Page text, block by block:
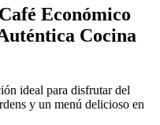
Económico
Cocina
ideal para disfrutar del
y un menú delicioso en